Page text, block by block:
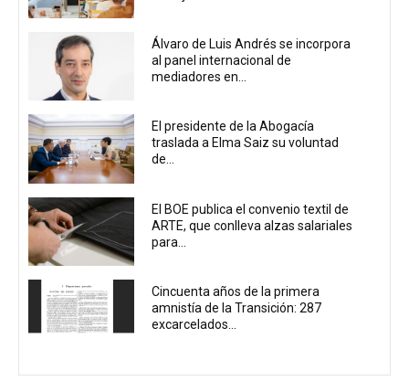
Álvaro de Luis Andrés se incorpora
al panel internacional de
mediadores en...
El presidente de la Abogacía
traslada a Elma Saiz su voluntad
de...
El BOE publica el convenio textil de
ARTE, que conlleva alzas salariales
para...
Cincuenta años de la primera
amnistía de la Transición: 287
excarcelados...